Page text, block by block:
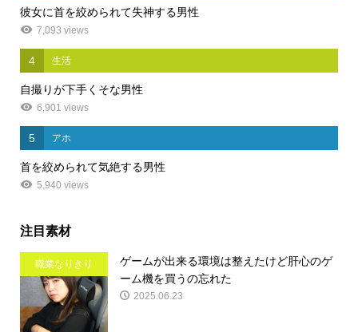
彼女に首を絞められて失神する男性
7,093 views
4 生活
自撮りが下手くそな男性
6,901 views
5 アホ
首を絞められて気絶する男性
5,940 views
注目素材
職業なりきり
ゲームが出来る環境は整えたけど肝心のゲ
ーム機を買うの忘れた
2025.06.23